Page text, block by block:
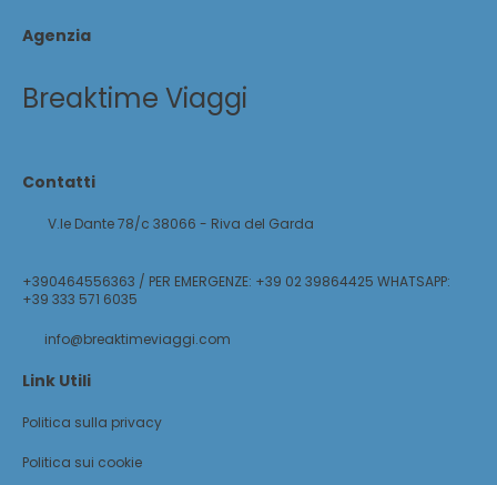
Agenzia
Breaktime Viaggi
Contatti
V.le Dante 78/c 38066 - Riva del Garda
+390464556363 / PER EMERGENZE: +39 02 39864425 WHATSAPP:
+39 333 571 6035
info@breaktimeviaggi.com
Link Utili
Politica sulla privacy
Politica sui cookie